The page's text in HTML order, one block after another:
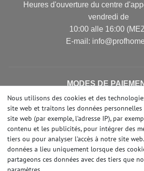
Heures d'ouverture du centre
vendredi de
10:00 alle 16:00
E-mail:
MODES DE
DES MÉDIAS
Nous utilisons des cookies et des
site web et traitons les données
site web (par exemple, l'adresse IP), par
contenu et les publicités, pour intégrer des
tiers ou pour analyser l'accès à notre site
données a lieu uniquement lorsque des
partageons ces données avec des tiers que